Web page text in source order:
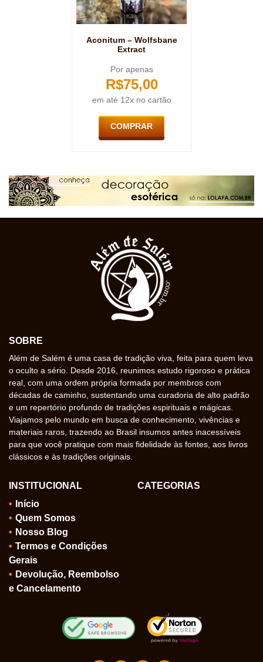
Aconitum – Wolfsbane
Extract
Por apenas
R$75,00
em até 12x no cartão
COMPRAR
SOBRE
Além de Salém é uma casa de tradição viva, feita para quem leva
o oculto a sério. Desde 2016, reunimos estudo rigoroso e prática
real, com uma ordem própria formada por membros com
décadas de caminho, sustentando uma curadoria de alto padrão
e um repertório profundo de tradições espirituais e mágicas.
Viajamos pelo mundo em busca de conhecimento, vivências e
materiais raros, trazendo ao Brasil insumos antes inacessíveis
para que você pratique com mais fidelidade às fontes, aos livros
clássicos e às tradições originais.
INSTITUCIONAL
Início
Quem Somos
Nosso Blog
Termos e Condições
Gerais
Devolução, Reembolso
e Cancelamento
CATEGORIAS